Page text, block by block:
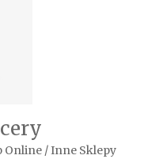
Online / Inne Sklepy